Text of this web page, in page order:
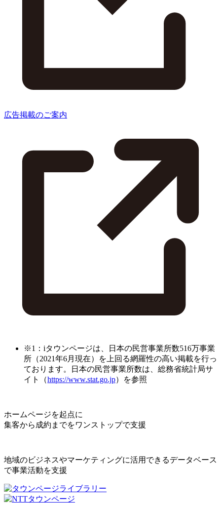
広告掲載のご案内
※1：iタウンページは、日本の民営事業所数516万事業
所（2021年6月現在）を上回る網羅性の高い掲載を行っ
ております。日本の民営事業所数は、総務省統計局サ
イト（https://www.stat.go.jp）を参照
ホームページを起点に
集客から成約までをワンストップで支援
地域のビジネスやマーケティングに活用できるデータベース
で事業活動を支援